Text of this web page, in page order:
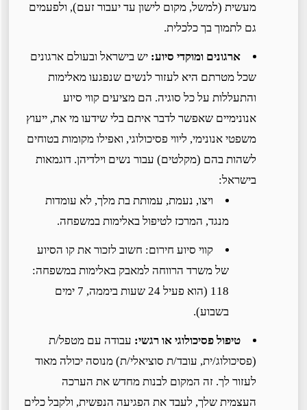
מעשית (למשל, מקום לישון עד יעבור זעם), ולפעמים
גם לתמוך בך כלכלית.
ארגונים ומוקדי סיוע:יש בישראל ובעולם ארגונים
שכל מטרתם היא לעזור לנשים שנפגעו מאלימות
והתעללות על כל סוגיה. הם מציעים קווי סיוע
אנונימיים שאפשר לדבר איתם בלי שידעו מי את, ייעוץ
משפטי אנונימי, ליווי פסיכולוגי, ואפילו מקומות בטוחים
לשהות בהם (מקלטים) עבור נשים וילדיהן. דוגמאות
בישראל:
ויצו, נעמת, עמותת בת מלך, לא עומדות
מנגד, המרכז לטיפול באלימות במשפחה.
קווי סיוע חירום: חשוב לזכור את קו הסיוע
של משרד הרווחה למאבק באלימות במשפחה:
118 (הוא פעיל 24 שעות ביממה, 7 ימים
בשבוע).
טיפול פסיכולוגי או רגשי:עבודה עם מטפל/ת
(פסיכולוג/ית, עובד/ת סוציאלי/ת) מנוסה יכולה מאוד
לעזור לך. זה המקום לבנות מחדש את הערכה
העצמית שלך, לעבד את הפגיעה הנפשית, ולקבל כלים